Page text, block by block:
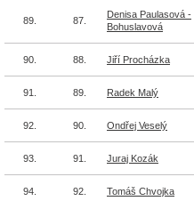
89. 87.
Denisa Paulasová -
Bohuslavová
90. 88. Jiří Procházka
91. 89. Radek Malý
92. 90. Ondřej Veselý
93. 91. Juraj Kozák
94. 92. Tomáš Chvojka